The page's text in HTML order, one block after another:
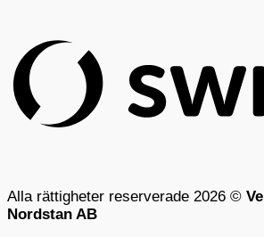
Alla rättigheter reserverade 2026 ©
Nordstan AB